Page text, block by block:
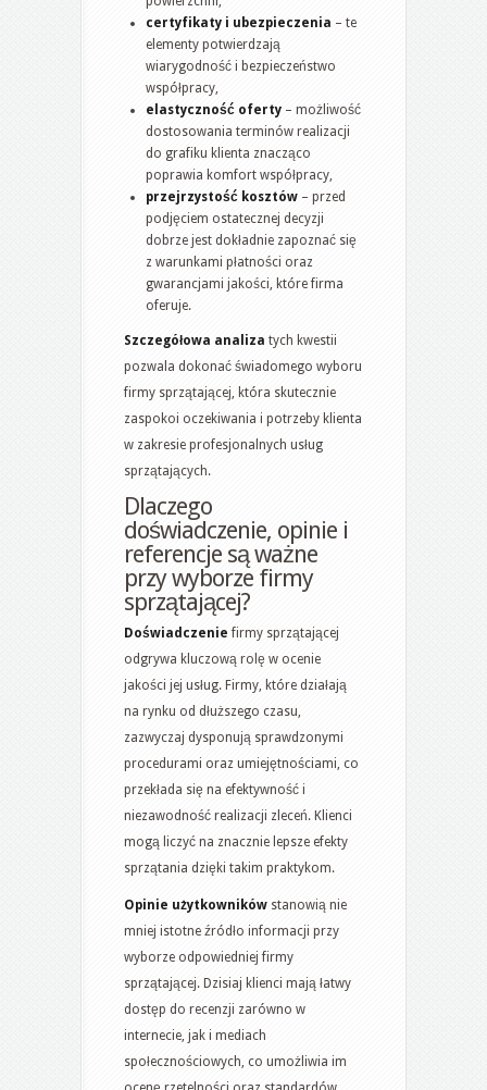
certyfikaty i ubezpieczenia – te
elementy potwierdzają
wiarygodność i bezpieczeństwo
współpracy,
elastyczność oferty – możliwość
dostosowania terminów realizacji
do grafiku klienta znacząco
poprawia komfort współpracy,
przejrzystość kosztów – przed
podjęciem ostatecznej decyzji
dobrze jest dokładnie zapoznać się
z warunkami płatności oraz
gwarancjami jakości, które firma
oferuje.
Szczegółowa analiza tych kwestii
pozwala dokonać świadomego wyboru
firmy sprzątającej, która skutecznie
zaspokoi oczekiwania i potrzeby klienta
w zakresie profesjonalnych usług
sprzątających.
Dlaczego
doświadczenie, opinie i
referencje są ważne
przy wyborze firmy
sprzątającej?
Doświadczenie firmy sprzątającej
odgrywa kluczową rolę w ocenie
jakości jej usług. Firmy, które działają
na rynku od dłuższego czasu,
zazwyczaj dysponują sprawdzonymi
procedurami oraz umiejętnościami, co
przekłada się na efektywność i
niezawodność realizacji zleceń. Klienci
mogą liczyć na znacznie lepsze efekty
sprzątania dzięki takim praktykom.
Opinie użytkowników stanowią nie
mniej istotne źródło informacji przy
wyborze odpowiedniej firmy
sprzątającej. Dzisiaj klienci mają łatwy
dostęp do recenzji zarówno w
internecie, jak i mediach
społecznościowych, co umożliwia im